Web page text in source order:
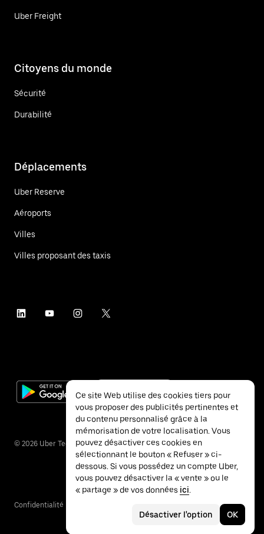
Uber Freight
Citoyens du monde
Sécurité
Durabilité
Déplacements
Uber Reserve
Aéroports
Villes
Villes proposant des taxis
© 2026 Uber Technologies Inc.
Confidentialité
Ce site Web utilise des cookies tiers pour
vous proposer des publicités pertinentes et
du contenu personnalisé grâce à la
mémorisation de votre localisation. Vous
pouvez désactiver ces cookies en
sélectionnant le bouton « Refuser » ci-
dessous. Si vous possédez un compte Uber,
vous pouvez désactiver la « vente » ou le
« partage » de vos données ici.
Désactiver l'option OK